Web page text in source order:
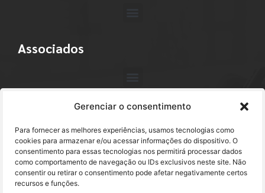
Gerenciar o consentimento
Para fornecer as melhores experiências, usamos tecnologias como
cookies para armazenar e/ou acessar informações do dispositivo. O
consentimento para essas tecnologias nos permitirá processar dados
como comportamento de navegação ou IDs exclusivos neste site. Não
consentir ou retirar o consentimento pode afetar negativamente certos
recursos e funções.
Associados
+55 (11) 3113-4040
abracam@abracam.com